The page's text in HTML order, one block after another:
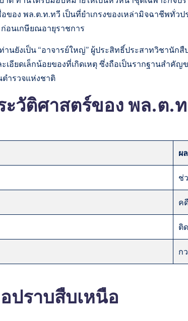
ของ พล.ต.ท.ทวี เป็นที่ยำเกรงของเหล่ามิจฉาชีพทั่
อนเกษียณอายุราชการ
นยังเป็น “อาจารย์ใหญ่” ผู้ประสิทธิ์ประสาทวิชานัก
เอียดเล็กน้อยของที่เกิดเหตุ ซึ่งถือเป็นรากฐานสำ
ำรวจแห่งชาติ
ะวัติศาสตร์ของ พล.ต.
ผ
ช่
ค
ติ
ก
ปราบสืบเหนือ